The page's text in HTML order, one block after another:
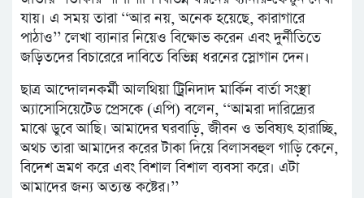
যায়। এ সময় তারা ‘‘আর নয়, অনেক হয়েছে, কারাগারে
পাঠাও’’ লেখা ব্যানার নিয়েও বিক্ষোভ করেন এবং দুর্নীতিতে
জড়িতদের বিচারেরে দাবিতে বিভিন্ন ধরনের স্লোগান দেন।
ছাত্র আন্দোলনকর্মী আলথিয়া ট্রিনিদাদ মার্কিন বার্তা সংস্থা
অ্যাসোসিয়েটেড প্রেসকে (এপি) বলেন, ‘‘আমরা দারিদ্র্যের
মাঝে ডুবে আছি। আমাদের ঘরবাড়ি, জীবন ও ভবিষ্যৎ হারাচ্ছি,
অথচ তারা আমাদের করের টাকা দিয়ে বিলাসবহুল গাড়ি কেনে,
বিদেশ ভ্রমণ করে এবং বিশাল বিশাল ব্যবসা করে। এটা
আমাদের জন্য অত্যন্ত কষ্টের।’’